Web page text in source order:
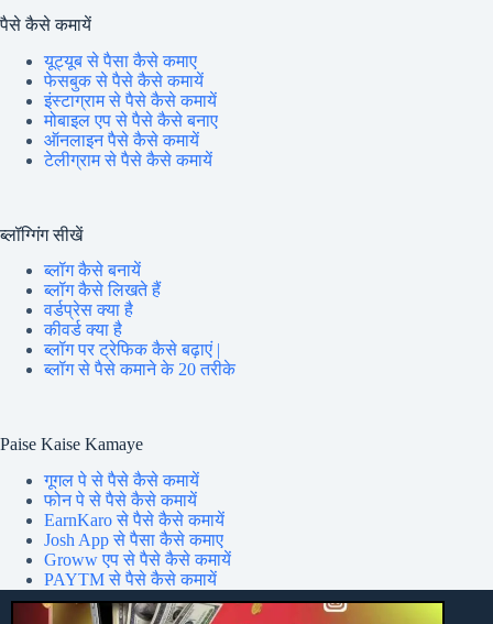
पैसे कैसे कमायें
यूट्यूब से पैसा कैसे कमाए
फेसबुक से पैसे कैसे कमायें
इंस्टाग्राम से पैसे कैसे कमायें
मोबाइल एप से पैसे कैसे बनाए
ऑनलाइन पैसे कैसे कमायें
टेलीग्राम से पैसे कैसे कमायें
ब्लॉग्गिंग सीखें
ब्लॉग कैसे बनायें
ब्लॉग कैसे लिखते हैं
वर्डप्रेस क्या है
कीवर्ड क्या है
ब्लॉग पर ट्रेफिक कैसे बढ़ाएं |
ब्लॉग से पैसे कमाने के 20 तरीके
Paise Kaise Kamaye
गूगल पे से पैसे कैसे कमायें
फोन पे से पैसे कैसे कमायें
EarnKaro से पैसे कैसे कमायें
Josh App से पैसा कैसे कमाए
Groww एप से पैसे कैसे कमायें
PAYTM से पैसे कैसे कमायें